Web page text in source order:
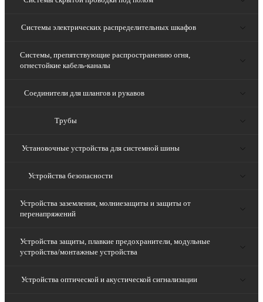
Системы электрических распределительных шкафов
Системы, препятствующие распространению огня,
огнестойкие кабель-каналы
Соединители для шлангов и рукавов
Трубы
Установочные устройства для системной шины
Устройства безопасности
Устройства заземления, молниезащиты и защиты от
перенапряжений
Устройства защиты, плавкие предохранители, модульные
устройства/монтажные устройства
Устройства оптической и акустической сигнализации